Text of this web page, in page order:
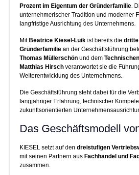
Prozent im Eigentum der Gründerfamilie.
unternehmerischer Tradition und moderner
langfristige Ausrichtung des Unternehmens.
Mit Beatrice Kiesel-Luik ist bereits die
Gründerfamilie an der Geschäftsführung
Thomas Müllerschön und dem
Matthias Hirsch verantwortet sie die
Weiterentwicklung des Unternehmens.
Die Geschäftsführung steht dabei für die
langjähriger Erfahrung, technischer
zukunftsorientierten
Das Geschäftsmodell
KIESEL setzt auf den dreistufigen
mit seinen Partnern aus Fachhandel und
zusammen.